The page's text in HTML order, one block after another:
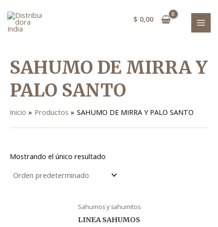
contenido
$ 0,00
SAHUMO DE MIRRA Y
PALO SANTO
Inicio Productos SAHUMO DE MIRRA Y PALO SANTO
Mostrando el único resultado
Sahumos y sahumitos
LINEA SAHUMOS